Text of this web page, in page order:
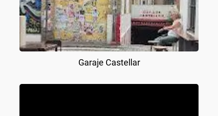
Garaje Castellar